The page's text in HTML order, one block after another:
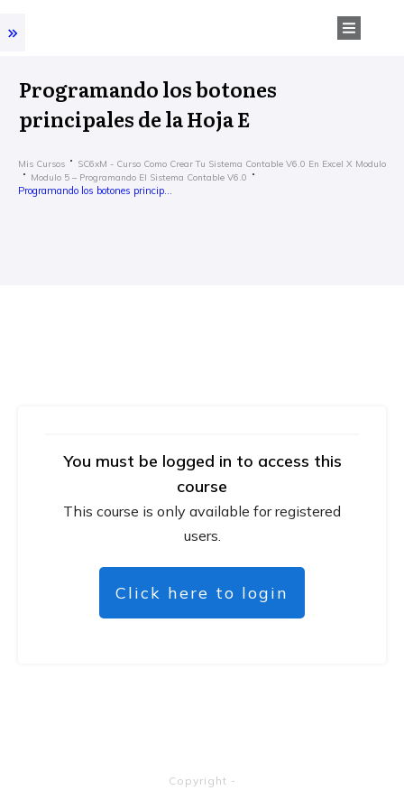
Programando los botones
principales de la Hoja E
Mis Cursos
SC6xM - Curso Como Crear Tu Sistema Contable V6.0 En Excel X Modulo
Modulo 5 – Programando El Sistema Contable V6.0
You must be logged in to access this
course
This course is only available for registered
users.
Click here to login
Copyright -